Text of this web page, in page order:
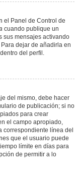
el Panel de Control de
cuando publique un
sus mensajes activando
dejar de añadirla en
dentro del perfil.
del mismo, debe hacer
de publicación; si no
para crear
el campo apropiado,
correspondiente línea del
que el usuario puede
límite en días para
de permitir a lo